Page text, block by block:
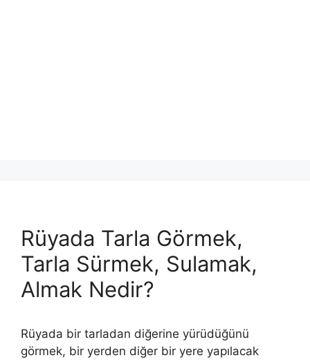
Rüyada Tarla Görmek,
Tarla Sürmek, Sulamak,
Almak Nedir?
Rüyada bir tarladan diğerine yürüdüğünü
görmek, bir yerden diğer bir yere yapılacak